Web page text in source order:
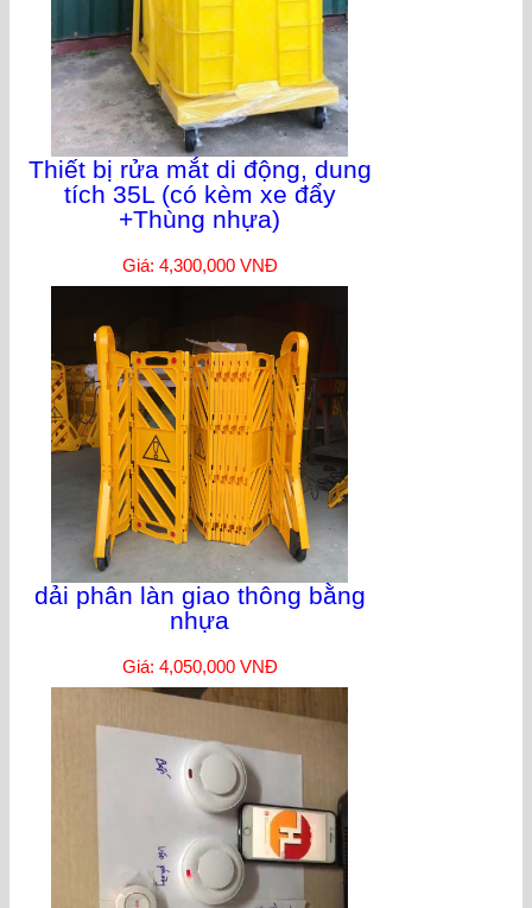
Thiết bị rửa mắt di động, dung
tích 35L (có kèm xe đẩy
+Thùng nhựa)
Giá: 4,300,000 VNĐ
dải phân làn giao thông bằng
nhựa
Giá: 4,050,000 VNĐ